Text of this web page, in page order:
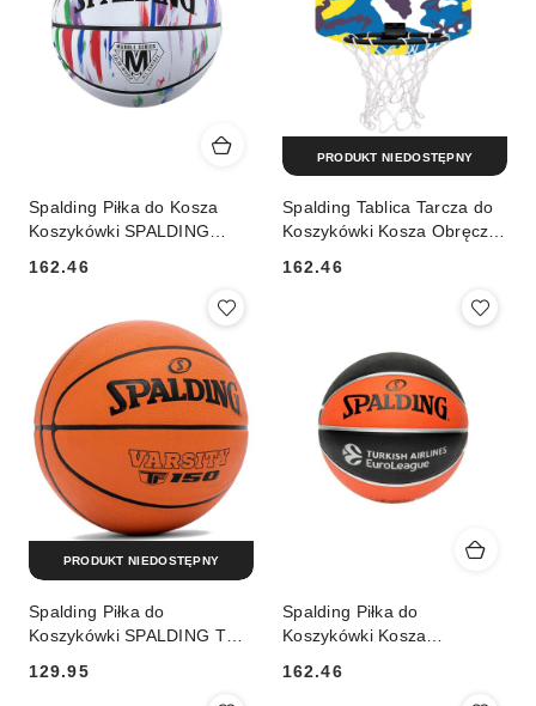
Spalding Piłka do Kosza
Koszykówki SPALDING
162.46
Spalding Tablica Tarcza do
Koszykówki Kosza Obręcz
162.46
PRODUKT NIEDOSTĘPNY
Spalding Piłka do
Koszykówki SPALDING TF-
Cena:
129.95
PRODUKT NIEDOSTĘPNY
Spalding Piłka do
Koszykówki Kosza
Euroleague Basketball r. 7
Cena:
162.46